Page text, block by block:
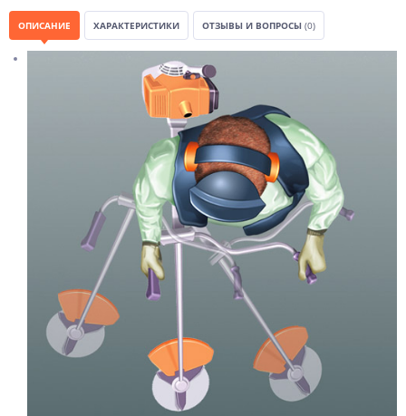
ОПИСАНИЕ ХАРАКТЕРИСТИКИ ОТЗЫВЫ И ВОПРОСЫ (0)